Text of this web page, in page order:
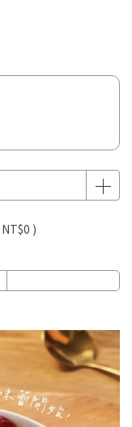
NT$0 )